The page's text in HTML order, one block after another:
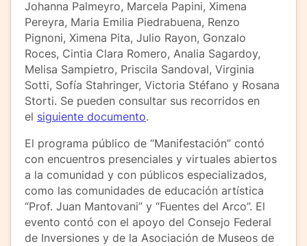
Johanna Palmeyro, Marcela Papini, Ximena
Pereyra, Maria Emilia Piedrabuena, Renzo
Pignoni, Ximena Pita, Julio Rayon, Gonzalo
Roces, Cintia Clara Romero, Analia Sagardoy,
Melisa Sampietro, Priscila Sandoval, Virginia
Sotti, Sofía Stahringer, Victoria Stéfano y Rosana
Storti. Se pueden consultar sus recorridos en
el siguiente documento.
El programa público de “Manifestación” contó
con encuentros presenciales y virtuales abiertos
a la comunidad y con públicos especializados,
como las comunidades de educación artística
“Prof. Juan Mantovani” y “Fuentes del Arco”. El
evento contó con el apoyo del Consejo Federal
de Inversiones y de la Asociación de Museos de